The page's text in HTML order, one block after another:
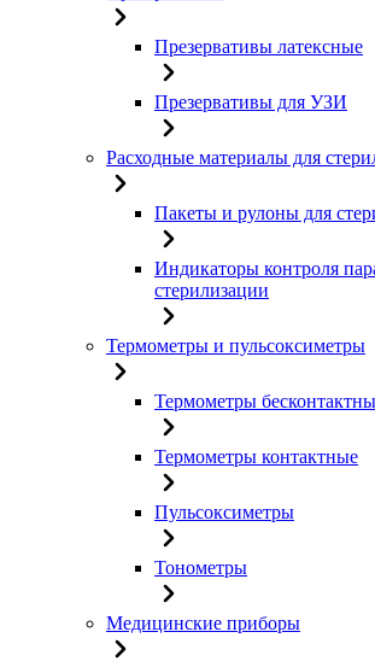
Презервативы латексные
Презервативы для УЗИ
Расходные материалы для
Пакеты и рулоны для
Индикаторы контроля
стерилизации
Термометры и пульсоксиметры
Термометры
Термометры контактные
Пульсоксиметры
Тонометры
Медицинские приборы